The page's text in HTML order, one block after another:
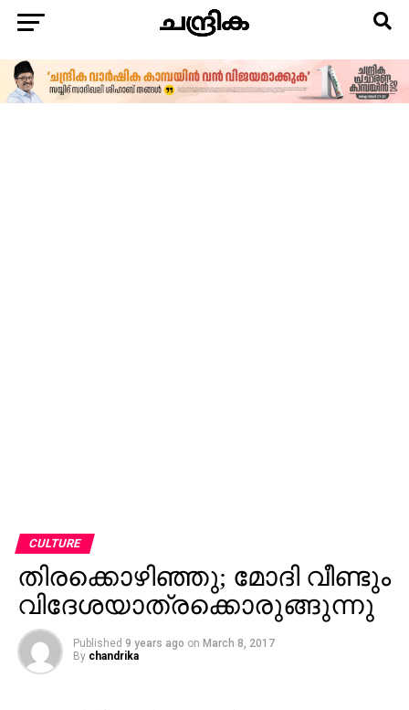
CULTURE
തിരക്കൊഴിഞ്ഞു; മോദി വീണ്ടും
വിദേശയാത്രക്കൊരുങ്ങുന്നു
Published 9 years ago on March 8, 2017
By chandrika